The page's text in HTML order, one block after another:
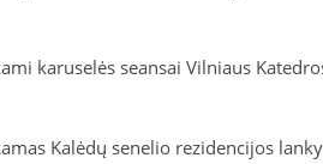
karuselės seansai Vilniaus
Kalėdų senelio rezidencijos